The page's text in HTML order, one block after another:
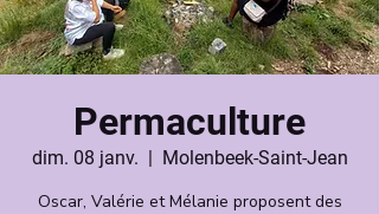
Permaculture
dim. 08 janv.
  |
Molenbeek-Saint-Jean
Oscar, Valérie et Mélanie proposent des